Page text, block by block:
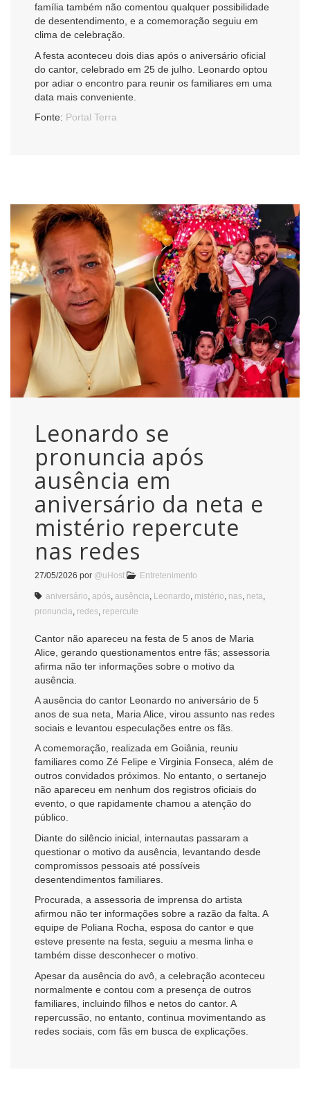
família também não comentou qualquer possibilidade
de desentendimento, e a comemoração seguiu em
clima de celebração.
A festa aconteceu dois dias após o aniversário oficial
do cantor, celebrado em 25 de julho. Leonardo optou
por adiar o encontro para reunir os familiares em uma
data mais conveniente.
Fonte: Portal Terra
Leonardo se
pronuncia após
ausência em
aniversário da neta e
mistério repercute
nas redes
27/05/2026 por @uHost Entretenimento
aniversário após ausência Leonardo mistério nas neta
pronuncia redes repercute
Cantor não apareceu na festa de 5 anos de Maria
Alice, gerando questionamentos entre fãs; assessoria
afirma não ter informações sobre o motivo da
ausência.
A ausência do cantor Leonardo no aniversário de 5
anos de sua neta, Maria Alice, virou assunto nas redes
sociais e levantou especulações entre os fãs.
A comemoração, realizada em Goiânia, reuniu
familiares como Zé Felipe e Virginia Fonseca, além de
outros convidados próximos. No entanto, o sertanejo
não apareceu em nenhum dos registros oficiais do
evento, o que rapidamente chamou a atenção do
público.
Diante do silêncio inicial, internautas passaram a
questionar o motivo da ausência, levantando desde
compromissos pessoais até possíveis
desentendimentos familiares.
Procurada, a assessoria de imprensa do artista
afirmou não ter informações sobre a razão da falta. A
equipe de Poliana Rocha , esposa do cantor e que
esteve presente na festa, seguiu a mesma linha e
também disse desconhecer o motivo.
Apesar da ausência do avô, a celebração aconteceu
normalmente e contou com a presença de outros
familiares, incluindo filhos e netos do cantor. A
repercussão, no entanto, continua movimentando as
redes sociais, com fãs em busca de explicações.